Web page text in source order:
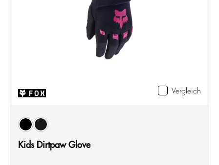
Vergleich
Farbeauswählen
black/pink
black
Kids Dirtpaw Glove